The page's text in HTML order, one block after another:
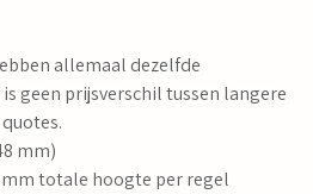
allemaal dezelfde
geen prijsverschil tussen langere
mm)
mm totale hoogte per regel